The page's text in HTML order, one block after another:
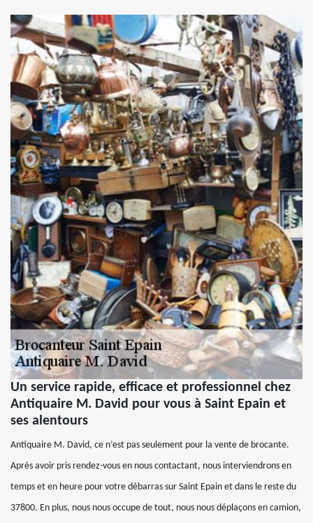
Un service rapide, efficace et professionnel chez
Antiquaire M. David pour vous à Saint Epain et
ses alentours
Antiquaire M. David, ce n’est pas seulement pour la vente de brocante.
Après avoir pris rendez-vous en nous contactant, nous interviendrons en
temps et en heure pour votre débarras sur Saint Epain et dans le reste du
37800. En plus, nous nous occupe de tout, nous nous déplaçons en camion,